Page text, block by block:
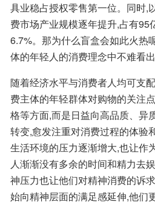
具业稳占授权零售第一位。同时,
费市场产业规模逐年提升,占有95
6.7%。那为什么盲盒会如此火热
体的年轻人的消费理念中不难看出
随着经济水平与消费者人均可支
费主体的年轻群体对购物的关注
格等方面,而是日益向高品质、异
转变,愈发注重对消费过程的体验
生活环境的压力逐渐增大,也让作
人渐渐没有多余的时间和精力去
神压力也让他们对精神消费的诉
始向精神层面的满足感延伸,他们